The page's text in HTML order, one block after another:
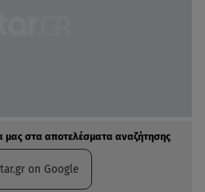
μας στα αποτελέσματα αναζήτησης
on Google